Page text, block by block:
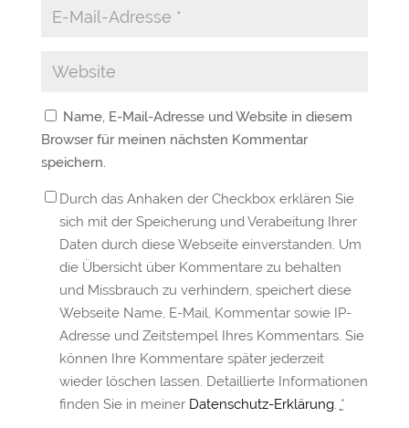
Name, E-Mail-Adresse und Website in diesem
Browser für meinen nächsten Kommentar
speichern.
Durch das Anhaken der Checkbox erklären Sie
sich mit der Speicherung und Verabeitung Ihrer
Daten durch diese Webseite einverstanden. Um
die Übersicht über Kommentare zu behalten
und Missbrauch zu verhindern, speichert diese
Webseite Name, E-Mail, Kommentar sowie IP-
Adresse und Zeitstempel Ihres Kommentars. Sie
können Ihre Kommentare später jederzeit
wieder löschen lassen. Detaillierte Informationen
finden Sie in meiner Datenschutz-Erklärung. *